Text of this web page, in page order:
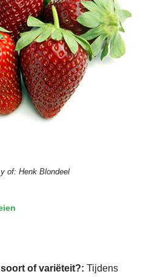
of: Henk Blondeel
of variëteit?: Tijdens